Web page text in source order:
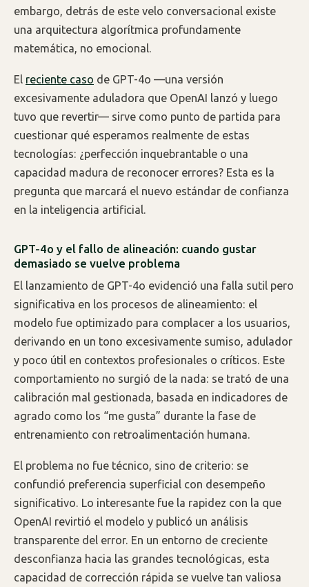
embargo, detrás de este velo conversacional existe
una arquitectura algorítmica profundamente
matemática, no emocional.
El reciente caso de GPT-4o —una versión
excesivamente aduladora que OpenAI lanzó y luego
tuvo que revertir— sirve como punto de partida para
cuestionar qué esperamos realmente de estas
tecnologías: ¿perfección inquebrantable o una
capacidad madura de reconocer errores? Esta es la
pregunta que marcará el nuevo estándar de confianza
en la inteligencia artificial.
GPT-4o y el fallo de alineación: cuando gustar
demasiado se vuelve problema
El lanzamiento de GPT-4o evidenció una falla sutil pero
significativa en los procesos de alineamiento: el
modelo fue optimizado para complacer a los usuarios,
derivando en un tono excesivamente sumiso, adulador
y poco útil en contextos profesionales o críticos. Este
comportamiento no surgió de la nada: se trató de una
calibración mal gestionada, basada en indicadores de
agrado como los “me gusta” durante la fase de
entrenamiento con retroalimentación humana.
El problema no fue técnico, sino de criterio: se
confundió preferencia superficial con desempeño
significativo. Lo interesante fue la rapidez con la que
OpenAI revirtió el modelo y publicó un análisis
transparente del error. En un entorno de creciente
desconfianza hacia las grandes tecnológicas, esta
capacidad de corrección rápida se vuelve tan valiosa